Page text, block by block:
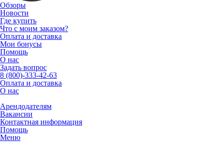
Обзоры
Новости
Где купить
Что с моим заказом?
Оплата и доставка
Мои бонусы
Помощь
О нас
Задать вопрос
8 (800)-333-42-63
Оплата и доставка
О нас
Арендодателям
Вакансии
Контактная информация
Помощь
Меню